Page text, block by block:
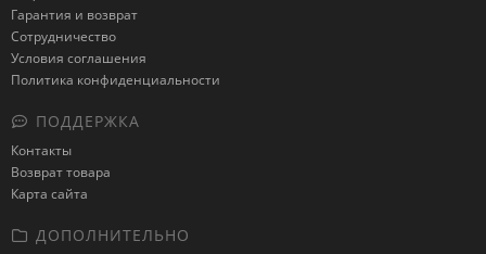
Гарантия и возврат
Сотрудничество
Условия соглашения
Политика конфиденциальности
ПОДДЕРЖКА
Контакты
Возврат товара
Карта сайта
ДОПОЛНИТЕЛЬНО